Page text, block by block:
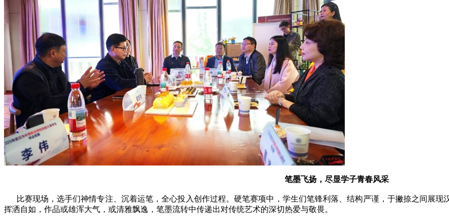
笔墨飞扬，尽显学子青春风采
比赛现场，选手们神情专注、沉着运笔，全心投入创作过程。硬笔赛项中，学生们笔锋利落、结构严谨，于撇捺之间展现
挥洒自如，作品或雄浑大气，或清雅飘逸，笔墨流转中传递出对传统艺术的深切热爱与敬畏。